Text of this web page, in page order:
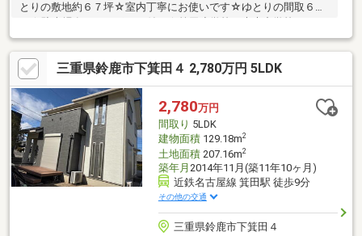
とりの敷地約６７坪☆室内丁寧にお使いです☆ゆとりの間取６Ｄ
三重県鈴鹿市下箕田４ 2,780万円 5LDK
2,780万円
間取り 5LDK
建物面積129.18m2
土地面積207.16m2
築年月 2014年11月(築11年10ヶ月)
近鉄名古屋線 箕田駅 徒歩9分
その他の交通
三重県鈴鹿市下箕田４